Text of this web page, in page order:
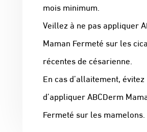
mois minimum.
Veillez à ne pas appliquer
Maman Fermeté sur les
récentes de césarienne.
En cas d’allaitement, évitez
d’appliquer ABCDerm
Fermeté sur les mamelons.